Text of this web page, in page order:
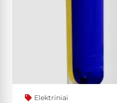
Elektriniai